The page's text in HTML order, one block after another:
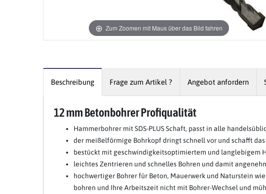
Zum Zoomen mit Maus über das Bild fahren
Beschreibung Frage zum Artikel ? Angebot anfordern
12 mm Betonbohrer Profiqualität
Hammerbohrer mit SDS-PLUS Schaft, passt in alle
der meißelförmige Bohrkopf dringt schnell vor und schafft
bestückt mit geschwindigkeitsoptimiertem und langlebigem
leichtes Zentrieren und schnelles Bohren und damit
hochwertiger Bohrer für Beton, Mauerwerk und Naturstein
bohren und Ihre Arbeitszeit nicht mit Bohrer-Wechsel und